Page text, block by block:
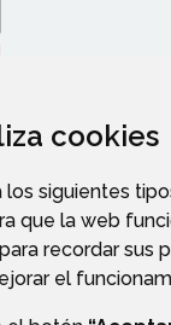
cookies
los siguientes
que la web
para recordar sus
el